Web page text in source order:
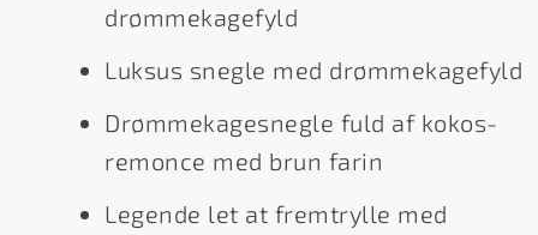
drømmekagefyld
Luksus snegle med drømmekagefyld
Drømmekagesnegle fuld af kokos-
remonce med brun farin
Legende let at fremtrylle med